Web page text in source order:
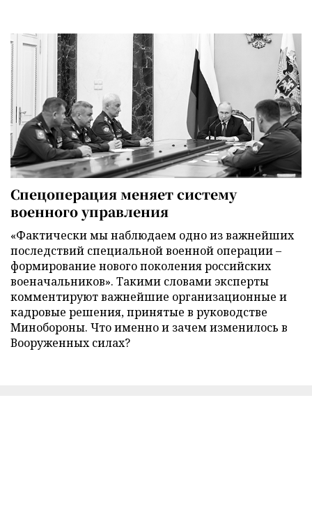
Спецоперация меняет систему
военного управления
«Фактически мы наблюдаем одно из важнейших
последствий специальной военной операции –
формирование нового поколения российских
военачальников». Такими словами эксперты
комментируют важнейшие организационные и
кадровые решения, принятые в руководстве
Минобороны. Что именно и зачем изменилось в
Вооруженных силах?